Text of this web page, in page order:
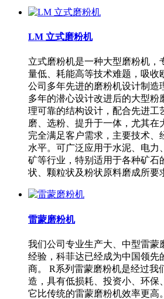
LM 立式磨粉机
立式磨粉机是一种大型磨粉机，
量低、耗能高等技术难题，吸收
公司多年先进的磨粉机设计制造
多年的潜心设计改进后的大型粉
理可靠的结构设计，配合先进工
磨、选粉、提升于一体，尤其在
完全满足客户需求，主要技术、
水平。可广泛应用于水泥、电力
矿等行业，特别适用于各种矿石
状、颗粒状及粉状原料磨成所要
雷蒙磨粉机
我们公司专业生产大、中型雷蒙
经验，科菲达已经成为中国领先
商。 R系列雷蒙磨粉机是经过我
造，具有低损耗、投资小、环保
它比传统的雷蒙磨粉机效率更高。